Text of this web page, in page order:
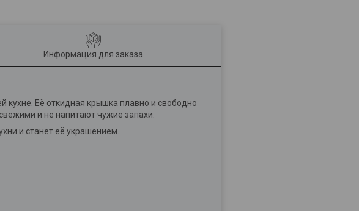
Информация для заказа
кухне. Её откидная крышка плавно и свободно
и не напитают чужие запахи.
и станет её украшением.